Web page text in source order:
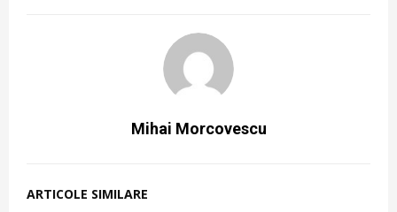
Mihai Morcovescu
ARTICOLE SIMILARE